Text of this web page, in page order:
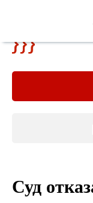
Суд